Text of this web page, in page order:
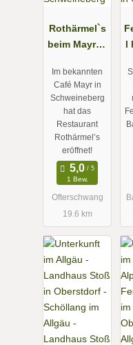
Rothärmel`s
beim Mayr in
g /
Schweineber
g
Im bekannten
Café Mayr in
Schweineberg
hat das
Restaurant
Rothärmel’s
eröffnet!
1 Bew.
Ofterschwang
19.6 km
l